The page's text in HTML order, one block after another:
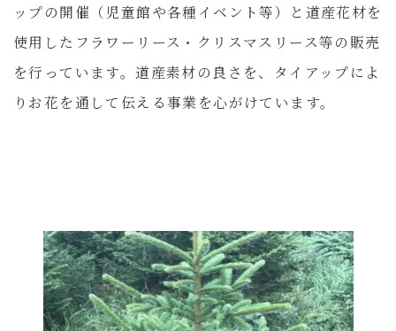
ップの開催（児童館や各種イベント等）と道産花材を
使用したフラワーリース・クリスマスリース等の販売
を行っています。道産素材の良さを、タイアップによ
りお花を通して伝える事業を心がけています。